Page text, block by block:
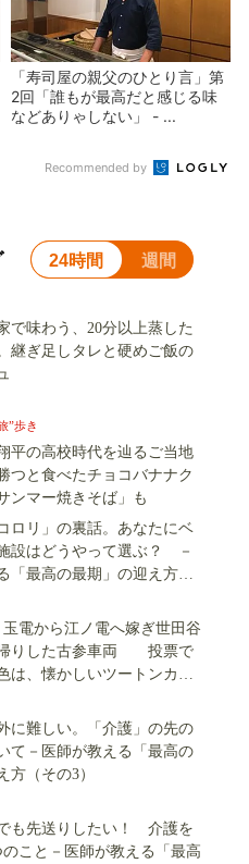
「寿司屋の親父のひとり言」第
2回「誰もが最高だと感じる味
などありゃしない」 - ...
Recommended by
24時間 週間
で味わう、20分以上蒸した
継ぎ足しタレと硬めご飯の
”歩き
平の高校時代を辿るご当地
つと食べたチョコバナナク
ンマー焼きそば」も
ロリ」の裏話。あなたにベ
設はどうやって選ぶ？ －
「最高の最期」の迎え方
玉電から江ノ電へ嫁ぎ世田谷
帰りした古参車両 投票で
は、懐かしいツートンカラ
に難しい。「介護」の先の
て－医師が教える「最高の
方（その3）
も先送りしたい！ 介護を
こと－医師が教える「最高